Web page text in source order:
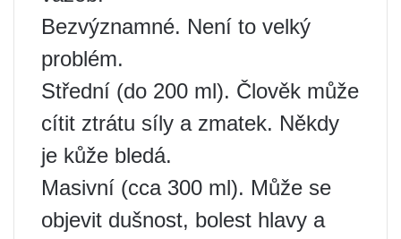
Bezvýznamné. Není to velký
problém.
Střední (do 200 ml). Člověk může
cítit ztrátu síly a zmatek. Někdy
je kůže bledá.
Masivní (cca 300 ml). Může se
objevit dušnost, bolest hlavy a